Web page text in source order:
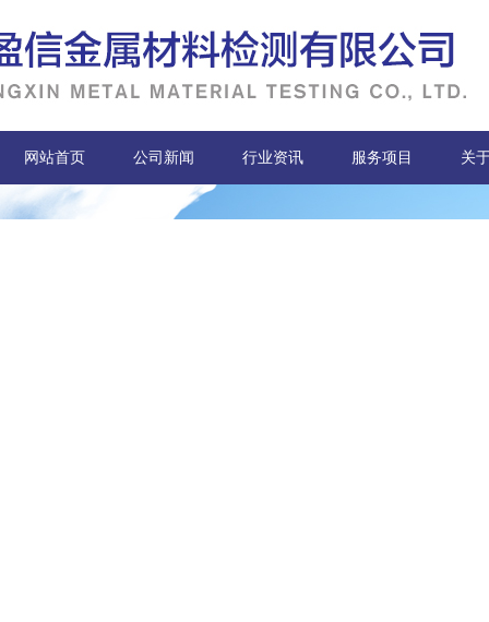
网站首页 公司新闻 行业资讯 服务项目 关